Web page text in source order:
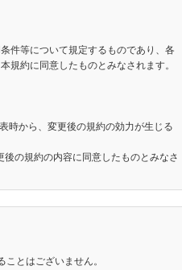
件等について規定するものであり、各
規約に同意したものとみなされます。
時から、変更後の規約の効力が生じる
の規約の内容に同意したものとみなさ
者で、かつ、当社がそれを認めて利
とはございません。